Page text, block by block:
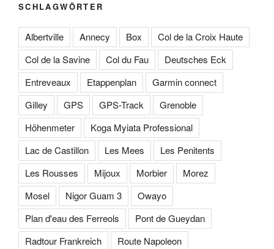
SCHLAGWÖRTER
Albertville Annecy Box
Col de la Croix Haute
Col de la Savine
Col du Fau
Deutsches Eck
Entreveaux
Etappenplan
Garmin connect
Gilley
GPS GPS-Track
Grenoble
Höhenmeter
Koga Myiata Professional
Lac de Castillon
Les Mees
Les Penitents
Les Rousses
Mijoux Morbier
Morez
Mosel
Nigor Guam 3
Owayo
Plan d'eau des Ferreols
Pont de Gueydan
Radtour Frankreich
Route Napoleon